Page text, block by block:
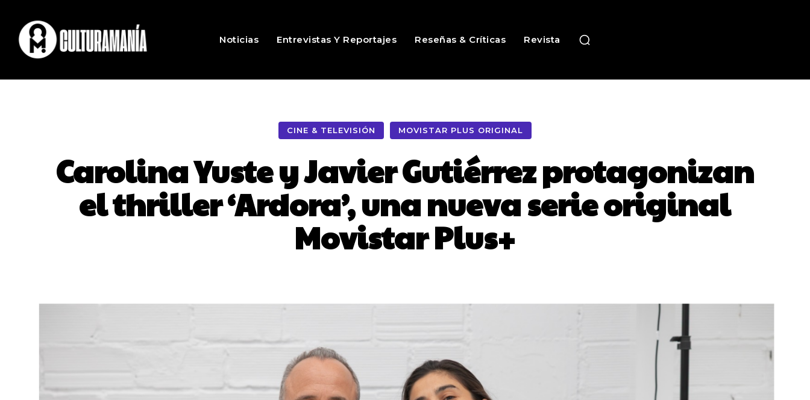
Noticias Entrevistas Y Reportajes Reseñas & Críticas Revista
CINE & TELEVISIÓN MOVISTAR PLUS ORIGINAL
Carolina Yuste y Javier Gutiérrez protagonizan
el thriller ‘Ardora’, una nueva serie original
Movistar Plus+